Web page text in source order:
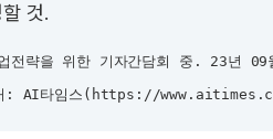
것.
전략을 위한 기자간담회 중. 23년 09
: AI타임스(https://